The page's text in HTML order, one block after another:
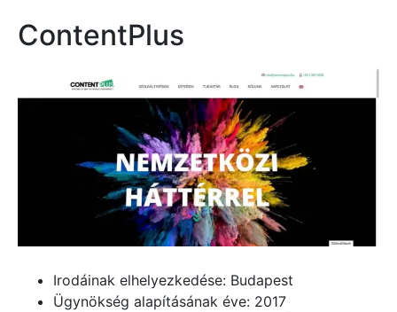
ContentPlus
Irodáinak elhelyezkedése: Budapest
Ügynökség alapításának éve: 2017